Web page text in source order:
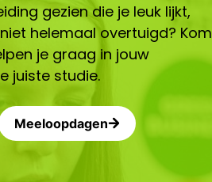
gezien die je leuk lijkt,
helemaal overtuigd? Kom
je graag in jouw
juiste studie.
Meeloopdagen